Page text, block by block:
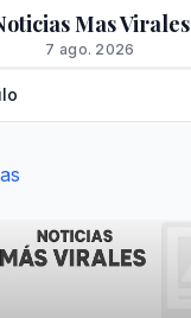
Mas Virales
7 ago. 2026